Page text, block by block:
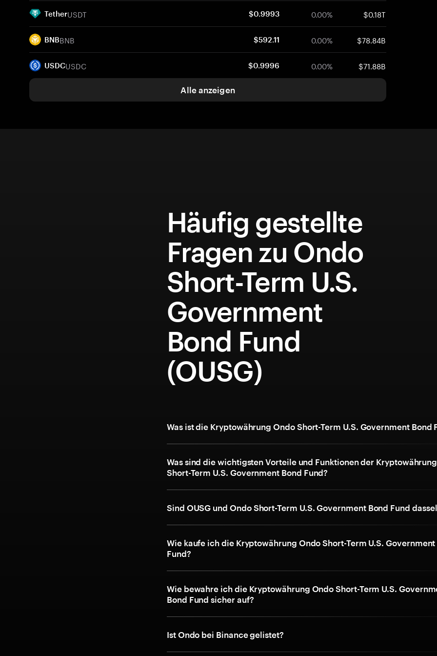
TetherUSDT $0.9993 0.00% $0.18T
BNBBNB $592.11 0.00% $78.84B
USDCUSDC $0.9996 0.00% $71.88B
Alle anzeigen
Häufig gestellte
Fragen zu Ondo
Short-Term U.S.
Government
Bond Fund
(OUSG)
Was ist die Kryptowährung Ondo Short-Term U.S. Government Bond
Was sind die wichtigsten Vorteile und Funktionen der
Short-Term U.S. Government Bond Fund?
Sind OUSG und Ondo Short-Term U.S. Government Bond Fund
Wie kaufe ich die Kryptowährung Ondo Short-Term U.S. Government
Fund?
Wie bewahre ich die Kryptowährung Ondo Short-Term U.S.
Bond Fund sicher auf?
Ist Ondo bei Binance gelistet?